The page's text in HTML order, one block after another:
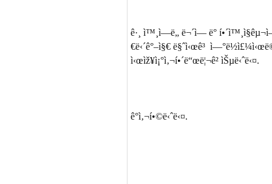
ê·¸ ì™¸ì—ë„ ë¬´ì—­ ë°
€ë‹´ê°–ì§€ ë§ˆì‹œê³ ì—°ë½ì£¼ì‹œë©´
ì‹œìž¥ì¡°ì‚¬í•´ë“œë¦¬ê² ìŠµë‹ˆë‹¤.
ê°ì‚¬í•©ë‹ˆë‹¤.